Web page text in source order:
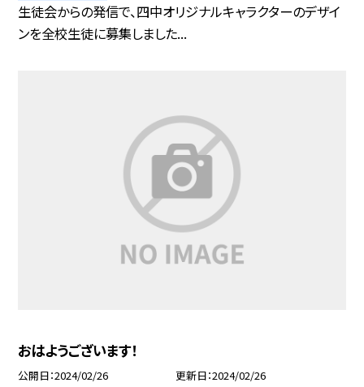
生徒会からの発信で、四中オリジナルキャラクターのデザイ
ンを全校生徒に募集しました...
おはようございます！
公開日 2024/02/26 更新日 2024/02/26